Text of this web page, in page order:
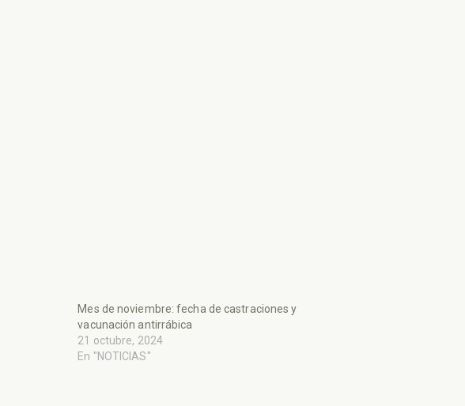
Mes de noviembre: fecha de castraciones y
vacunación antirrábica
21 octubre, 2024
En "NOTICIAS"